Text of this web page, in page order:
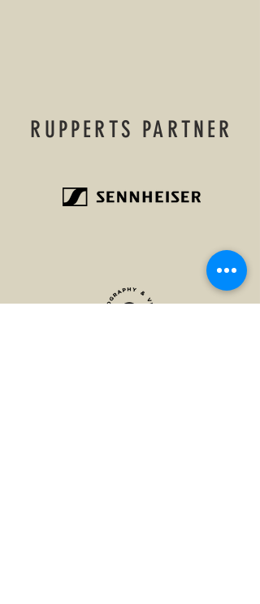
RUPPERTS PARTNER